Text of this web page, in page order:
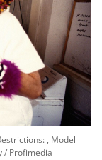
, Model
/ Profimedia